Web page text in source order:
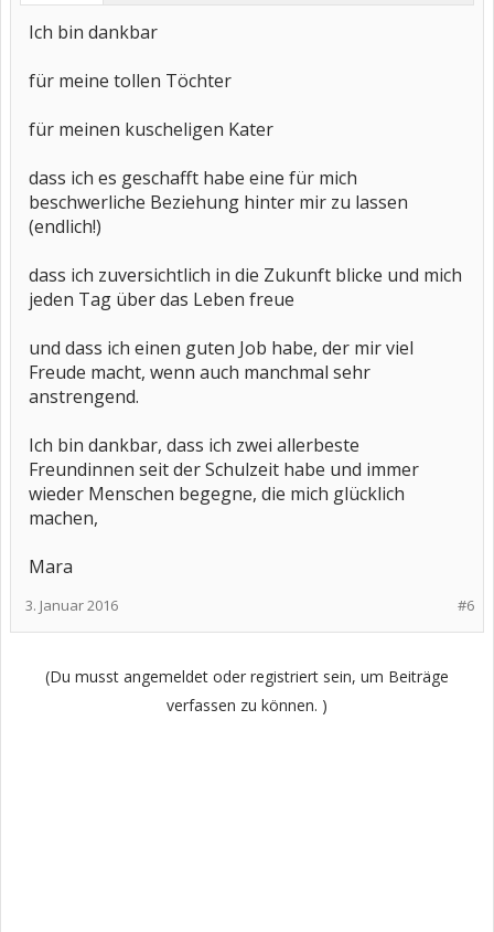
Ich bin dankbar
für meine tollen Töchter
für meinen kuscheligen Kater
dass ich es geschafft habe eine für mich
beschwerliche Beziehung hinter mir zu lassen
(endlich!)
dass ich zuversichtlich in die Zukunft blicke und mich
jeden Tag über das Leben freue
und dass ich einen guten Job habe, der mir viel
Freude macht, wenn auch manchmal sehr
anstrengend.
Ich bin dankbar, dass ich zwei allerbeste
Freundinnen seit der Schulzeit habe und immer
wieder Menschen begegne, die mich glücklich
machen,
Mara
#6
3. Januar 2016
(Du musst angemeldet oder registriert sein, um Beiträge
verfassen zu können. )